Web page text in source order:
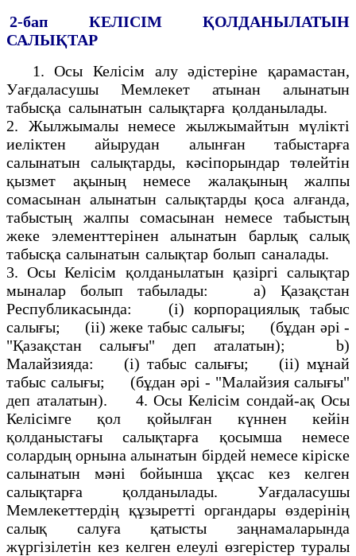
2-бап
КЕЛІСІМ ҚОЛДАНЫЛАТЫН
САЛЫҚТАР
1. Осы Келісім алу әдістеріне қарамастан,
Уағдаласушы Мемлекет атынан алынатын
табысқа салынатын салықтарға қолданылады.
2. Жылжымалы немесе жылжымайтын мүлікті
иеліктен айырудан алынған табыстарға
салынатын салықтарды, кәсіпорындар төлейтін
қызмет ақының немесе жалақының жалпы
сомасынан алынатын салықтарды қоса алғанда,
табыстың жалпы сомасынан немесе табыстың
жеке элементтерінен алынатын барлық салық
табысқа салынатын салықтар болып саналады.
3. Осы Келісім қолданылатын қазіргі салықтар
мыналар болып табылады: а) Қазақстан
Республикасында: (і) корпорациялық табыс
салығы; (іі) жеке табыс салығы; (бұдан әрі -
"Қазақстан салығы" деп аталатын); b)
Малайзияда: (і) табыс салығы; (іі) мұнай
табыс салығы; (бұдан әрі - "Малайзия салығы"
деп аталатын). 4. Осы Келісім сондай-ақ Осы
Келісімге қол қойылған күннен кейін
қолданыстағы салықтарға қосымша немесе
солардың орнына алынатын бірдей немесе кіріске
салынатын мәні бойынша ұқсас кез келген
салықтарға қолданылады. Уағдаласушы
Мемлекеттердің құзыретті органдары өздерінің
салық салуға қатысты заңнамаларында
жүргізілетін кез келген елеулі өзгерістер туралы